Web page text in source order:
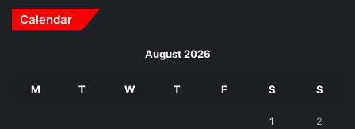
Calendar
August 2026
M T W T F S S
1 2